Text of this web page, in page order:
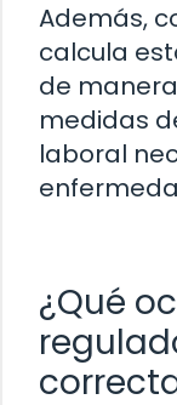
Además,
calcula
de
medidas
laboral
¿Qué